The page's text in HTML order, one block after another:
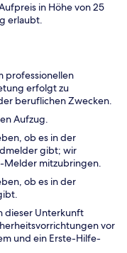
in Höhe von 25
erlaubt.
professionellen
erfolgt zu
beruflichen Zwecken.
Aufzug.
ob es in der
gibt; wir
Melder mitzubringen.
ob es in der
dieser Unterkunft
vor
und ein Erste-Hilfe-